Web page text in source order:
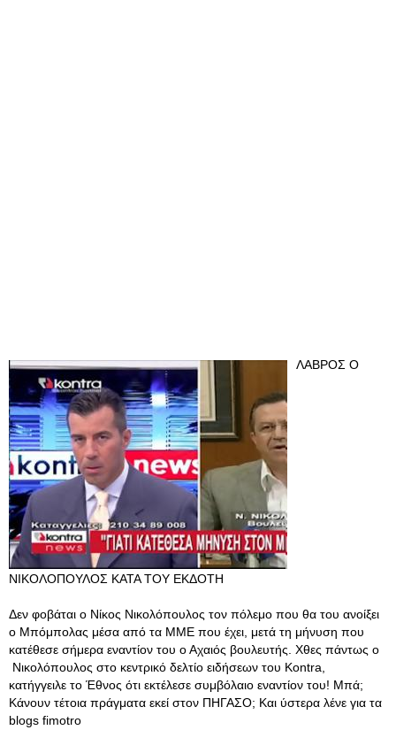
ΛΑΒΡΟΣ Ο
ΝΙΚΟΛΟΠΟΥΛΟΣ ΚΑΤΑ ΤΟΥ ΕΚΔΟΤΗ
Δεν φοβάται ο Νίκος Νικολόπουλος τον πόλεμο που θα του ανοίξει
ο Μπόμπολας μέσα από τα ΜΜΕ που έχει, μετά τη μήνυση που
κατέθεσε σήμερα εναντίον του ο Αχαιός βουλευτής. Χθες πάντως ο
Νικολόπουλος στο κεντρικό δελτίο ειδήσεων του Kontra,
κατήγγειλε το Έθνος ότι εκτέλεσε συμβόλαιο εναντίον του! Μπά;
Κάνουν τέτοια πράγματα εκεί στον ΠΗΓΑΣΟ; Και ύστερα λένε για τα
blogs fimotro